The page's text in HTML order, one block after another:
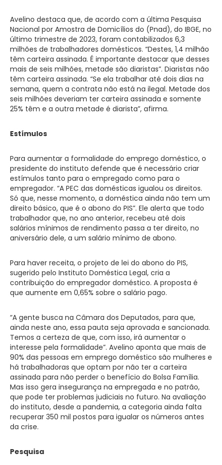
Avelino destaca que, de acordo com a última Pesquisa
Nacional por Amostra de Domicílios do (Pnad), do IBGE, no
último trimestre de 2023, foram contabilizados 6,3
milhões de trabalhadores domésticos. “Destes, 1,4 milhão
têm carteira assinada. É importante destacar que desses
mais de seis milhões, metade são diaristas”. Diaristas não
têm carteira assinada. “Se ela trabalhar até dois dias na
semana, quem a contrata não está na ilegal. Metade dos
seis milhões deveriam ter carteira assinada e somente
25% têm e a outra metade é diarista”, afirma.
Estímulos
Para aumentar a formalidade do emprego doméstico, o
presidente do instituto defende que é necessário criar
estímulos tanto para o empregado como para o
empregador. “A PEC das domésticas igualou os direitos.
Só que, nesse momento, a doméstica ainda não tem um
direito básico, que é o abono do PIS”. Ele alerta que todo
trabalhador que, no ano anterior, recebeu até dois
salários mínimos de rendimento passa a ter direito, no
aniversário dele, a um salário mínimo de abono.
Para haver receita, o projeto de lei do abono do PIS,
sugerido pelo Instituto Doméstica Legal, cria a
contribuição do empregador doméstico. A proposta é
que aumente em 0,65% sobre o salário pago.
“A gente busca na Câmara dos Deputados, para que,
ainda neste ano, essa pauta seja aprovada e sancionada.
Temos a certeza de que, com isso, irá aumentar o
interesse pela formalidade”. Avelino aponta que mais de
90% das pessoas em emprego doméstico são mulheres e
há trabalhadoras que optam por não ter a carteira
assinada para não perder o benefício do Bolsa Família.
Mas isso gera insegurança na empregada e no patrão,
que pode ter problemas judiciais no futuro. Na avaliação
do instituto, desde a pandemia, a categoria ainda falta
recuperar 350 mil postos para igualar os números antes
da crise.
Pesquisa